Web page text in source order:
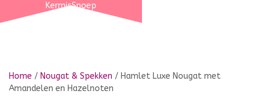
KermisSnoep
Home / Nougat & Spekken / Hamlet Luxe Nougat met
Amandelen en Hazelnoten